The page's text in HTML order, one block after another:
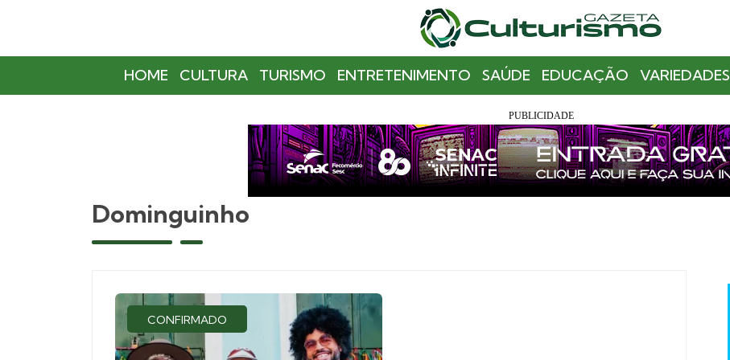
HOME CULTURA TURISMO ENTRETENIMENTO SAÚDE EDUCAÇÃO VARIEDADES
Dominguinho
CONFIRMADO